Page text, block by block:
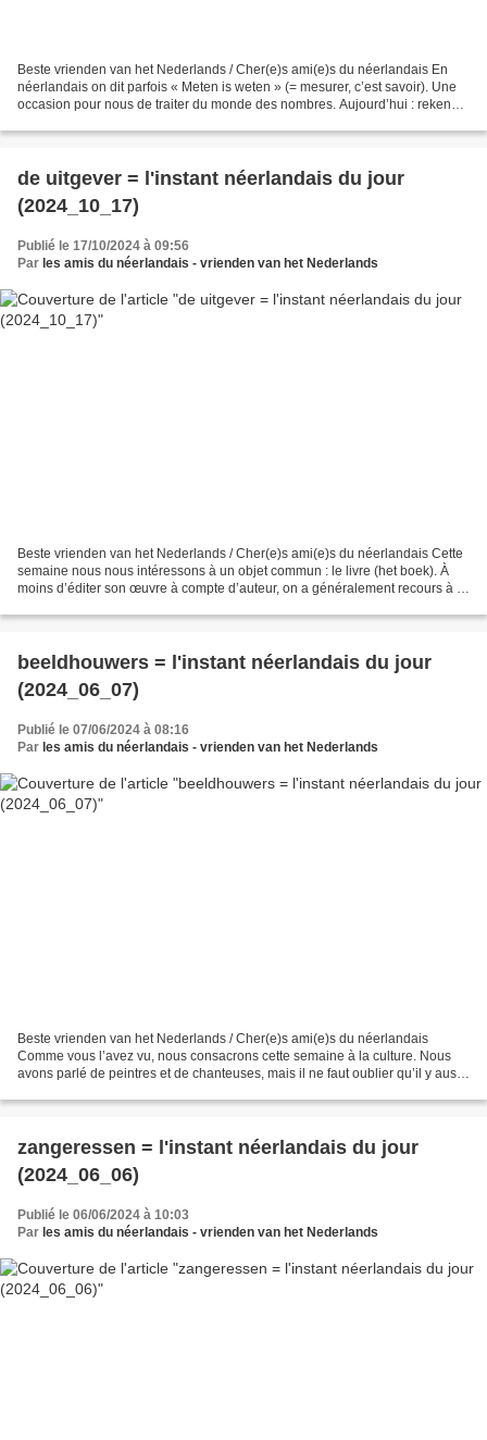
Beste vrienden van het Nederlands / Cher(e)s ami(e)s du néerlandais En
néerlandais on dit parfois « Meten is weten » (= mesurer, c’est savoir). Une
occasion pour nous de traiter du monde des nombres. Aujourd’hui : rekenen
de uitgever = l'instant néerlandais du jour
(2024_10_17)
Publié le 17/10/2024 à 09:56
Par les amis du néerlandais - vrienden van het Nederlands
Beste vrienden van het Nederlands / Cher(e)s ami(e)s du néerlandais Cette
semaine nous nous intéressons à un objet commun : le livre (het boek). À
moins d’éditer son œuvre à compte d’auteur, on a généralement recours à :
beeldhouwers = l'instant néerlandais du jour
(2024_06_07)
Publié le 07/06/2024 à 08:16
Par les amis du néerlandais - vrienden van het Nederlands
Beste vrienden van het Nederlands / Cher(e)s ami(e)s du néerlandais
Comme vous l’avez vu, nous consacrons cette semaine à la culture. Nous
avons parlé de peintres et de chanteuses, mais il ne faut oublier qu’il y aussi
zangeressen = l'instant néerlandais du jour
(2024_06_06)
Publié le 06/06/2024 à 10:03
Par les amis du néerlandais - vrienden van het Nederlands